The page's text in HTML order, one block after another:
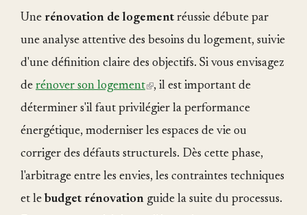
Une rénovation de logement réussie débute par
une analyse attentive des besoins du logement, suivie
d'une définition claire des objectifs. Si vous envisagez
de rénover son logement(link
is
external)
, il est important de
déterminer s'il faut privilégier la performance
énergétique, moderniser les espaces de vie ou
corriger des défauts structurels. Dès cette phase,
l'arbitrage entre les envies, les contraintes techniques
et le budget rénovation guide la suite du processus.